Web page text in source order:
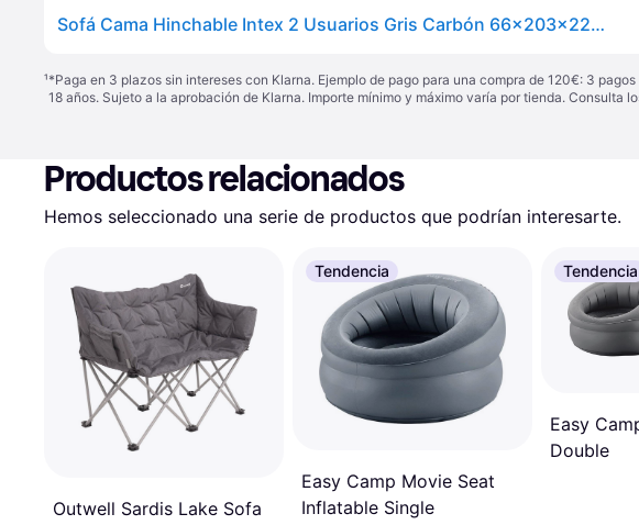
Sofá Cama Hinchable Intex 2 Usuarios Gris Carbón 66x203x224 Cm
¹*Paga en 3 plazos sin intereses con Klarna. Ejemplo de pago para una compra de 120€: 3
18 años. Sujeto a la aprobación de Klarna. Importe mínimo y máximo varía por tienda. Consulta
Productos relacionados
Hemos seleccionado una serie de productos que podrían interesarte.
Outwell Sardis Lake Sofa
Tendencia
Easy Camp Movie Seat
Inflatable Single
Tendencia
Easy
Double